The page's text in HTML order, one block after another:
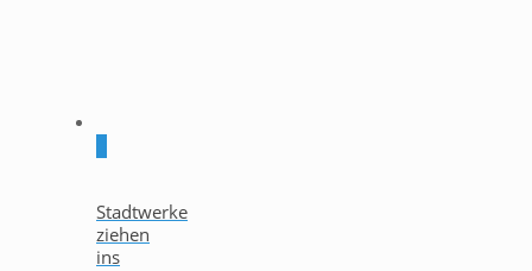
Stadtwerke
ziehen
ins